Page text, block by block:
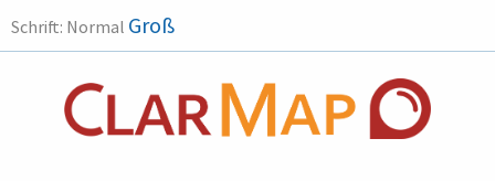
Schrift: Normal Groß